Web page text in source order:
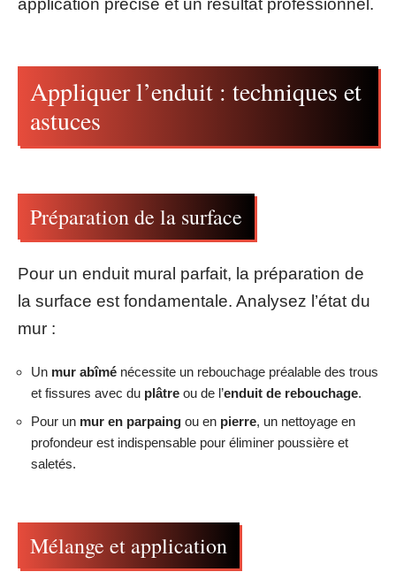
application précise et un résultat professionnel.
Appliquer l’enduit : techniques et
astuces
Préparation de la surface
Pour un enduit mural parfait, la préparation de
la surface est fondamentale. Analysez l’état du
mur :
Un mur abîmé nécessite un rebouchage préalable des trous
et fissures avec du plâtre ou de l’enduit de rebouchage.
Pour un mur en parpaing ou en pierre, un nettoyage en
profondeur est indispensable pour éliminer poussière et
saletés.
Mélange et application